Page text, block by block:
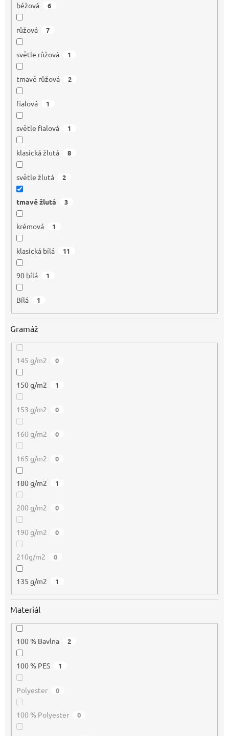
béžová 6
růžová 7
světle růžová 1
tmavě růžová 2
fialová 1
světle fialová 1
klasická žlutá 8
světle žlutá 2
tmavě žlutá 3
krémová 1
klasická bílá 11
90 bílá 1
Bílá 1
Gramáž
145 g/m2 0
150 g/m2 1
153 g/m2 0
160 g/m2 0
165 g/m2 0
180 g/m2 1
200 g/m2 0
190 g/m2 0
210g/m2 0
135 g/m2 1
Materiál
100 % Bavlna 2
100 % PES 1
Polyester 0
100 % Polyester 0